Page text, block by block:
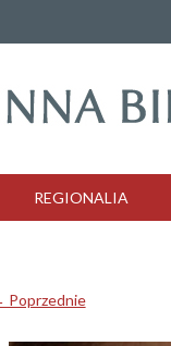
REGIONALIA
Poprzednie